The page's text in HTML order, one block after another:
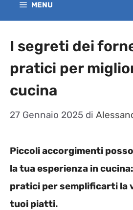
MENU
I segreti dei
pratici per
cucina
27 Gennaio 2025 di
Piccoli accorgimenti
la tua esperienza in
pratici per semplificarti la
tuoi piatti.